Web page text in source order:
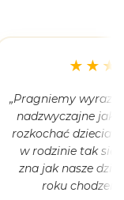
„Pragniemy wyrazić
nadzwyczajne jak
rozkochać
w rodzinie tak się
zna jak nasze
roku